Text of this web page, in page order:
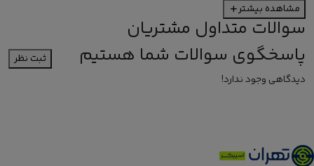
مشاهده بیشتر
سوالات متداول مشتریان
پاسخگوی سوالات شما هستیم
ثبت نظر
دیدگاهی وجود ندارد!